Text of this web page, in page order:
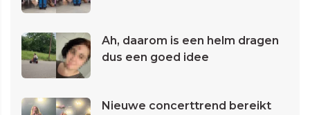
Ah, daarom is een helm dragen
dus een goed idee
Nieuwe concerttrend bereikt